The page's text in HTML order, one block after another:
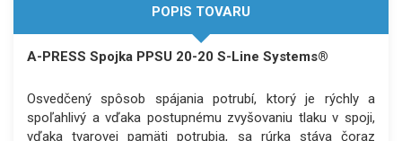
POPIS TOVARU
A-PRESS Spojka PPSU 20-20 S-Line Systems®
Osvedčený spôsob spájania potrubí, ktorý je rýchly a
spoľahlivý a vďaka postupnému zvyšovaniu tlaku v spoji,
vďaka tvarovej pamäti potrubia, sa rúrka stáva čoraz